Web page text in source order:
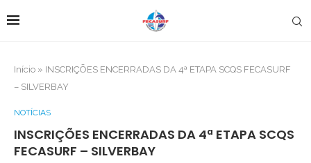
Início » INSCRIÇÕES ENCERRADAS DA 4ª ETAPA SCQS FECASURF
– SILVERBAY
NOTÍCIAS
INSCRIÇÕES ENCERRADAS DA 4ª ETAPA SCQS
FECASURF – SILVERBAY